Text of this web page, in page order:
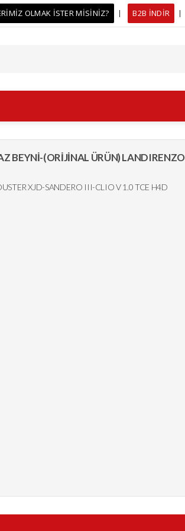
OLMAK İSTER MİSİNİZ? B2B İNDİR
BEYNİ-(ORİJİNAL ÜRÜN) LANDIRENZO
XJD-SANDERO III-CLIO V 1.0 TCE H4D